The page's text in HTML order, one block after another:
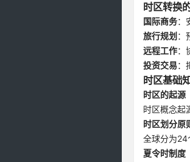
时区转换
国际商务：
旅行规划 ：
远程工作：
投资交易：
时区基础
时区的起源
时区概念起
时区划分原
全球分为24
夏令时制度